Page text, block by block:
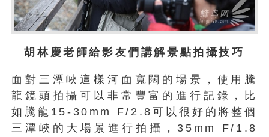
胡林慶老師給影友們講解景點拍攝技巧
面對三潭峽這樣河面寬闊的場景，使用騰
龍鏡頭拍攝可以非常豐富的進行記錄，比
如騰龍15-30mm F/2.8可以很好的將整個
三潭峽的大場景進行拍攝，35mm F/1.8